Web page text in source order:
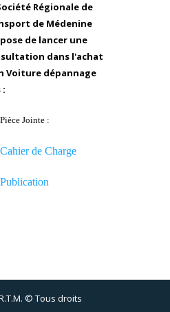
Régionale de
de Médenine
de lancer une
dans l'achat
Voiture dépannage
:
Pièce Jointe :
Cahier de Charge
Publication
© Tous droits